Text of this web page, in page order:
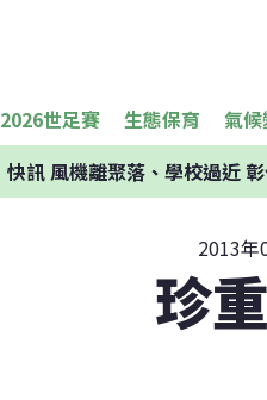
2026世足賽 生態保育 氣
快訊風機離聚落、學校過近
2013年
珍